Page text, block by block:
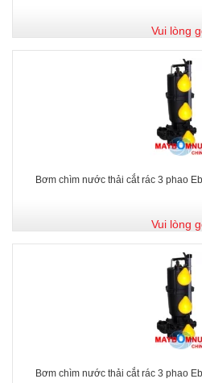
Vui lòng
Bơm chìm nước thải cắt rác 3 phao
Vui lòng
Bơm chìm nước thải cắt rác 3 phao